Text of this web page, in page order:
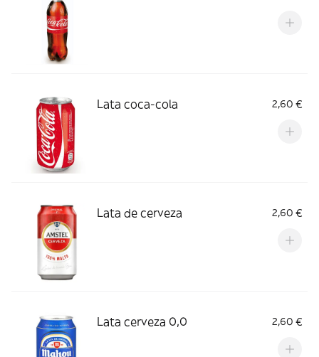
Lata coca-cola 2,60 €
Lata de cerveza 2,60 €
Lata cerveza 0,0 2,60 €